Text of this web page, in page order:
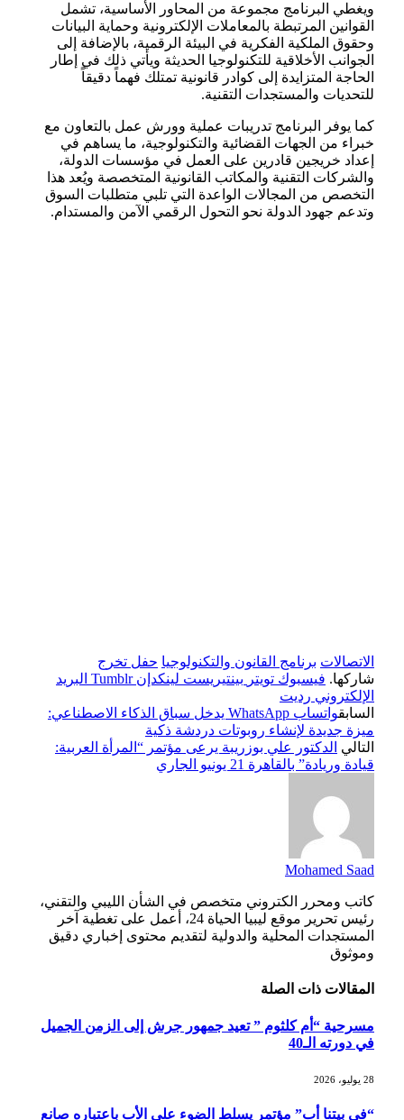
ويغطي البرنامج مجموعة من المحاور الأساسية، تشمل
القوانين المرتبطة بالمعاملات الإلكترونية وحماية البيانات
وحقوق الملكية الفكرية في البيئة الرقمية، بالإضافة إلى
الجوانب الأخلاقية للتكنولوجيا الحديثة ويأتي ذلك في إطار
الحاجة المتزايدة إلى كوادر قانونية تمتلك فهماً دقيقاً
للتحديات والمستجدات التقنية.
كما يوفر البرنامج تدريبات عملية وورش عمل بالتعاون مع
خبراء من الجهات القضائية والتكنولوجية، ما يساهم في
إعداد خريجين قادرين على العمل في مؤسسات الدولة،
والشركات التقنية والمكاتب القانونية المتخصصة ويُعد هذا
التخصص من المجالات الواعدة التي تلبي متطلبات السوق
وتدعم جهود الدولة نحو التحول الرقمي الآمن والمستدام.
الاتصالات برنامج القانون والتكنولوجيا حفل تخرج
شاركها. فيسبوك تويتر بينتيريست لينكدإن Tumblr البريد
الإلكتروني رديت
السابق
واتساب WhatsApp يدخل سباق الذكاء الاصطناعي:
ميزة جديدة لإنشاء روبوتات دردشة ذكية
التالي الدكتور علي بوزريبة يرعى مؤتمر “المرأة العربية:
قيادة وريادة” بالقاهرة 21 يونيو الجاري
Mohamed Saad
كاتب ومحرر الكتروني متخصص في الشأن الليبي والتقني،
رئيس تحرير موقع ليبيا الحياة 24، أعمل على تغطية آخر
المستجدات المحلية والدولية لتقديم محتوى إخباري دقيق
وموثوق
المقالاتذات الصلة
مسرحية “أم كلثوم ” تعيد جمهور جرش إلى الزمن الجميل
في دورته الـ40
28 يوليو، 2026
“في بيتنا أب” مؤتمر يسلط الضوء على الأب باعتباره صانع